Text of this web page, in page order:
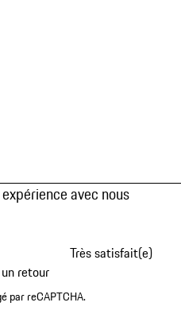
avec nous
Très satisfait(e)
retour
par reCAPTCHA.